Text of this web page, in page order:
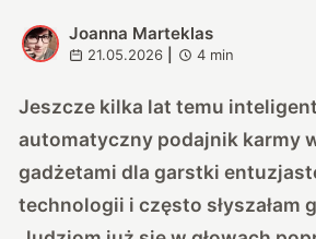
J
Joanna Marteklas
21.05.2026 4 min
Jeszcze kilka lat temu
automatyczny podajnik karmy
gadżetami dla garstki
technologii i często słyszałam